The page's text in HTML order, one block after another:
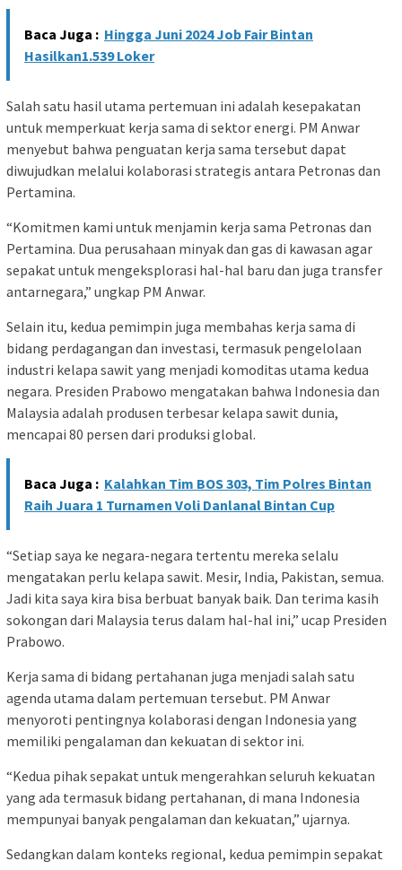
Baca Juga : Hingga Juni 2024 Job Fair Bintan
Hasilkan1.539 Loker
Salah satu hasil utama pertemuan ini adalah kesepakatan
untuk memperkuat kerja sama di sektor energi. PM Anwar
menyebut bahwa penguatan kerja sama tersebut dapat
diwujudkan melalui kolaborasi strategis antara Petronas dan
Pertamina.
“Komitmen kami untuk menjamin kerja sama Petronas dan
Pertamina. Dua perusahaan minyak dan gas di kawasan agar
sepakat untuk mengeksplorasi hal-hal baru dan juga transfer
antarnegara,” ungkap PM Anwar.
Selain itu, kedua pemimpin juga membahas kerja sama di
bidang perdagangan dan investasi, termasuk pengelolaan
industri kelapa sawit yang menjadi komoditas utama kedua
negara. Presiden Prabowo mengatakan bahwa Indonesia dan
Malaysia adalah produsen terbesar kelapa sawit dunia,
mencapai 80 persen dari produksi global.
Baca Juga : Kalahkan Tim BOS 303, Tim Polres Bintan
Raih Juara 1 Turnamen Voli Danlanal Bintan Cup
“Setiap saya ke negara-negara tertentu mereka selalu
mengatakan perlu kelapa sawit. Mesir, India, Pakistan, semua.
Jadi kita saya kira bisa berbuat banyak baik. Dan terima kasih
sokongan dari Malaysia terus dalam hal-hal ini,” ucap Presiden
Prabowo.
Kerja sama di bidang pertahanan juga menjadi salah satu
agenda utama dalam pertemuan tersebut. PM Anwar
menyoroti pentingnya kolaborasi dengan Indonesia yang
memiliki pengalaman dan kekuatan di sektor ini.
“Kedua pihak sepakat untuk mengerahkan seluruh kekuatan
yang ada termasuk bidang pertahanan, di mana Indonesia
mempunyai banyak pengalaman dan kekuatan,” ujarnya.
Sedangkan dalam konteks regional, kedua pemimpin sepakat